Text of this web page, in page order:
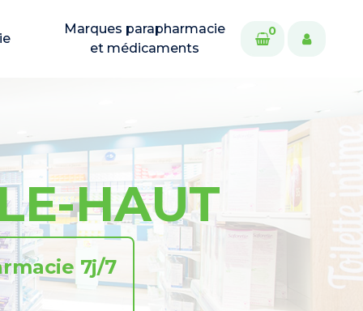
Marques parapharmacie
et médicaments
0
HAUT
7j/7